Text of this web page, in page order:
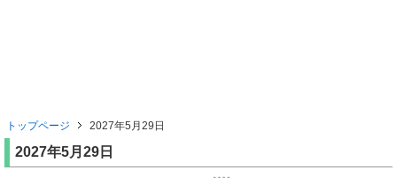
トップページ 2027年5月29日
2027年5月29日